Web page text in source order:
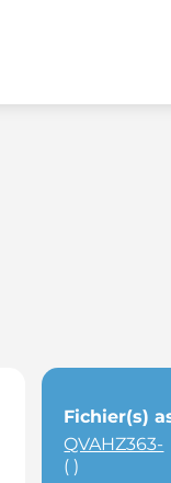
Fichier(s)
QVAHZ363-
( )